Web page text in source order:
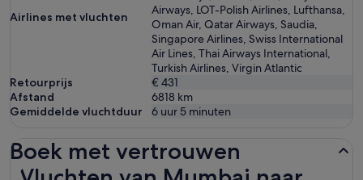
Airlines met vluchten
Airways, LOT-Polish Airlines, Lufthansa,
Oman Air, Qatar Airways, Saudia,
Singapore Airlines, Swiss International
Air Lines, Thai Airways International,
Turkish Airlines, Virgin Atlantic
Retourprijs
€ 431
Afstand
6818 km
Gemiddelde vluchtduur
6 uur 5 minuten
Boek met vertrouwen
Vluchten van Mumbai naar Amsterdam